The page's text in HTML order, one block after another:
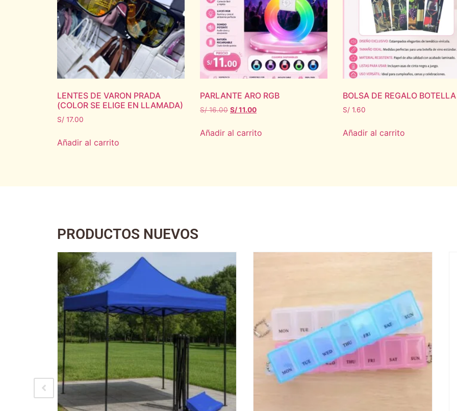
LENTES DE VARON PRADA
(COLOR SE ELIGE EN LLAMADA)
S/ 17.00
Añadir al carrito
PARLANTE ARO RGB
S/16.00 S/11.00
Añadir al carrito
BOLSA DE REGALO BOTELLA
S/ 1.60
Añadir al carrito
PRODUCTOS NUEVOS